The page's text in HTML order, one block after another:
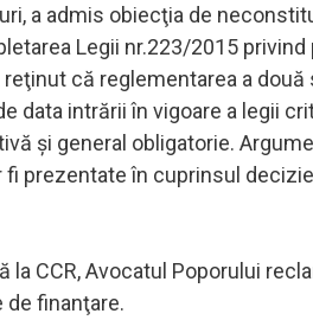
a admis obiecţia de
Legii nr.223/2015
reţinut că reglementarea a
data intrării în vigoare a legii
şi general obligatorie.
prezentate în cuprinsul
la CCR, Avocatul Poporului
de finanţare.